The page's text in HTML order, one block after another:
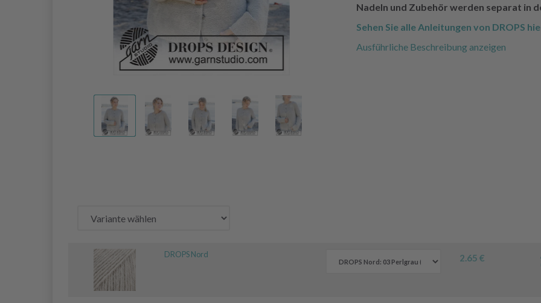
Nadeln und Zubehör werden separat in
Sehen Sie alle Anleitungen von DROPS
Ausführliche Beschreibung anzeigen
DROPS Nord 2.65 €